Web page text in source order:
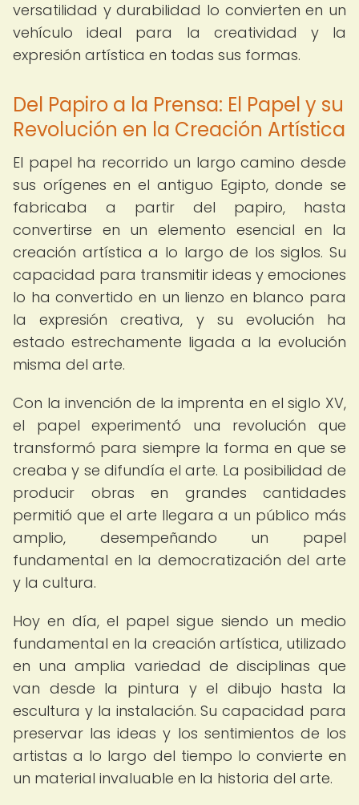
versatilidad y durabilidad lo convierten en un
vehículo ideal para la creatividad y la
expresión artística en todas sus formas.
Del Papiro a la Prensa: El Papel y su
Revolución en la Creación Artística
El papel ha recorrido un largo camino desde
sus orígenes en el antiguo Egipto, donde se
fabricaba a partir del papiro, hasta
convertirse en un elemento esencial en la
creación artística a lo largo de los siglos. Su
capacidad para transmitir ideas y emociones
lo ha convertido en un lienzo en blanco para
la expresión creativa, y su evolución ha
estado estrechamente ligada a la evolución
misma del arte.
Con la invención de la imprenta en el siglo XV,
el papel experimentó una revolución que
transformó para siempre la forma en que se
creaba y se difundía el arte. La posibilidad de
producir obras en grandes cantidades
permitió que el arte llegara a un público más
amplio, desempeñando un papel
fundamental en la democratización del arte
y la cultura.
Hoy en día, el papel sigue siendo un medio
fundamental en la creación artística, utilizado
en una amplia variedad de disciplinas que
van desde la pintura y el dibujo hasta la
escultura y la instalación. Su capacidad para
preservar las ideas y los sentimientos de los
artistas a lo largo del tiempo lo convierte en
un material invaluable en la historia del arte.